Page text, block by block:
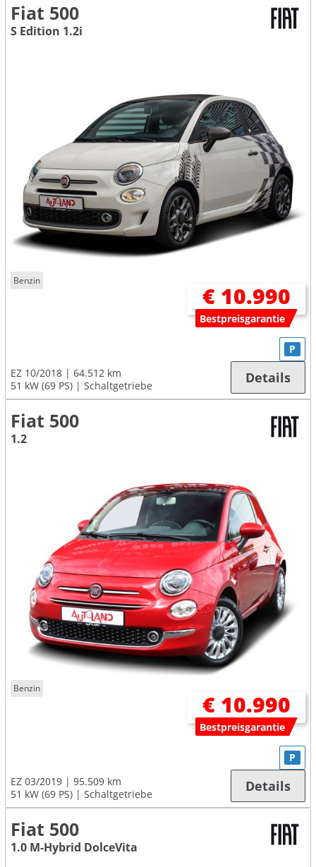
Fiat 500
S Edition 1.2i
Benzin
€ 10.990
Bestpreisgarantie
EZ 10/2018
64.512 km
51 kW (69 PS)
Schaltgetriebe
P
Details
Fiat 500
1.2
Benzin
€ 10.990
Bestpreisgarantie
EZ 03/2019
95.509 km
51 kW (69 PS)
Schaltgetriebe
P
Details
Fiat 500
1.0 M-Hybrid DolceVita